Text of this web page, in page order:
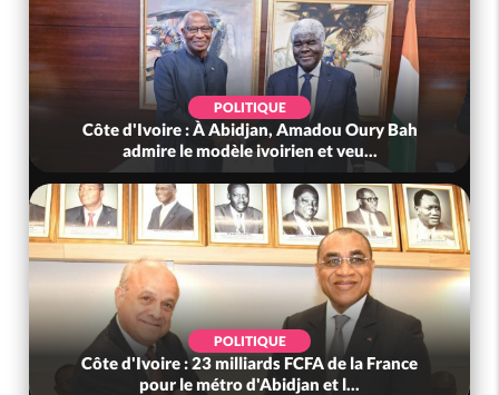
POLITIQUE
Côte d'Ivoire : À Abidjan, Amadou Oury Bah
admire le modèle ivoirien et veu...
POLITIQUE
Côte d'Ivoire : 23 milliards FCFA de la France
pour le métro d'Abidjan et l...